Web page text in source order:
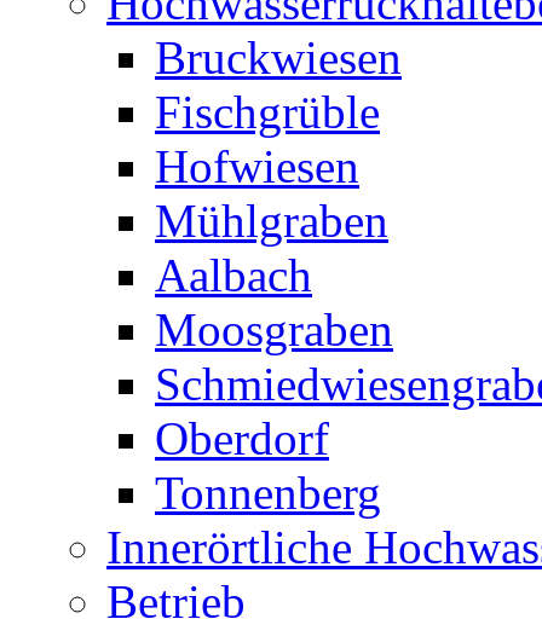
Bruckwiesen
Fischgrüble
Hofwiesen
Mühlgraben
Aalbach
Moosgraben
Oberdorf
Tonnenberg
Innerörtliche
Betrieb